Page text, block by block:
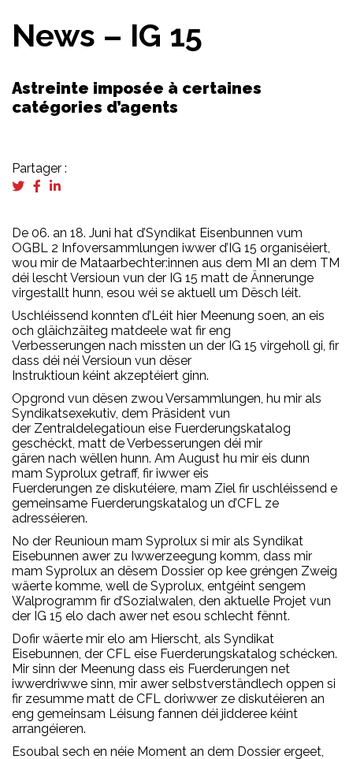
News – IG 15
Astreinte imposée à certaines
catégories d’agents
Partager :
De 06. an 18. Juni hat d’Syndikat Eisenbunnen vum
OGBL 2 Infoversammlungen iwwer d’IG 15 organiséiert,
wou mir de Mataarbechter:innen aus dem MI an dem TM
déi lescht Versioun vun der IG 15 matt de Ännerunge
virgestallt hunn, esou wéi se aktuell um Dësch léit.
Uschléissend konnten d’Léit hier Meenung soen, an eis
och gläichzäiteg matdeele wat fir eng
Verbesserungen nach missten un der IG 15 virgeholl gi, fir
dass déi néi Versioun vun dëser
Instruktioun kéint akzeptéiert ginn.
Opgrond vun dësen zwou Versammlungen, hu mir als
Syndikatsexekutiv, dem Präsident vun
der Zentraldelegatioun eise Fuerderungskatalog
geschéckt, matt de Verbesserungen déi mir
gären nach wëllen hunn. Am August hu mir eis dunn
mam Syprolux getraff, fir iwwer eis
Fuerderungen ze diskutéiere, mam Ziel fir uschléissend e
gemeinsame Fuerderungskatalog un d’CFL ze
adresséieren.
No der Reunioun mam Syprolux si mir als Syndikat
Eisebunnen awer zu Iwwerzeegung komm, dass mir
mam Syprolux an dësem Dossier op kee gréngen Zweig
wäerte komme, well de Syprolux, entgéint sengem
Walprogramm fir d’Sozialwalen, den aktuelle Projet vun
der IG 15 elo dach awer net esou schlecht fënnt.
Dofir wäerte mir elo am Hierscht, als Syndikat
Eisebunnen, der CFL eise Fuerderungskatalog schécken.
Mir sinn der Meenung dass eis Fuerderungen net
iwwerdriwwe sinn, mir awer selbstverständlech oppen si
fir zesumme matt de CFL doriwwer ze diskutéieren an
eng gemeinsam Léisung fannen déi jidderee kéint
arrangéieren.
Esoubal sech en néie Moment an dem Dossier ergeet,